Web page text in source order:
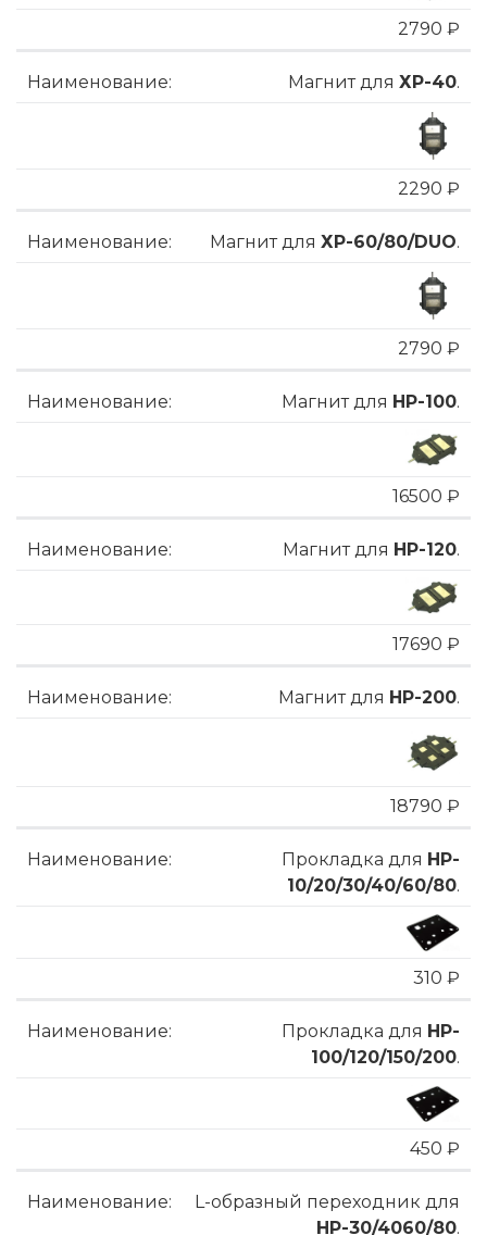
2790 ₽
Магнит для ХP-40.
2290 ₽
Магнит для ХP-60/80/DUO.
2790 ₽
Магнит для HP-100.
16500 ₽
Магнит для HP-120.
17690 ₽
Магнит для HP-200.
18790 ₽
Прокладка для HP-
10/20/30/40/60/80.
310 ₽
Прокладка для HP-
100/120/150/200.
450 ₽
L-образный переходник для
HP-30/4060/80.